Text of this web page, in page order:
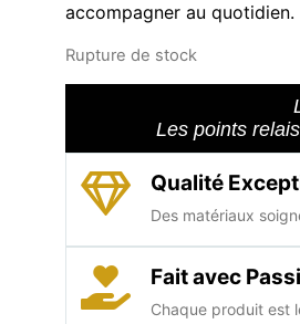
accompagner au quotidien.
Rupture de stock
Les points
Qualité
Des matériaux
Fait avec
Chaque produit est